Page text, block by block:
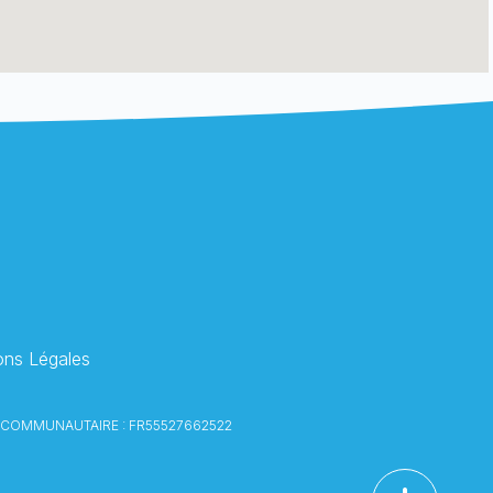
Légales
: FR55527662522